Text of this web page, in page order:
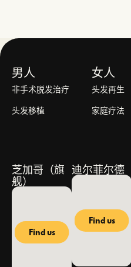
男人
非手术脱发治疗
头发移植
女人
头发再生
家庭疗法
芝加哥（旗
舰）
Find us
迪尔菲尔德
Find us